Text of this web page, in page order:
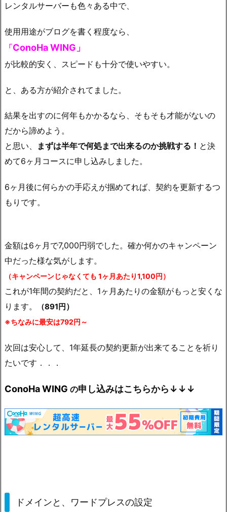
レンタルサーバーも色々ある中で、
使用用途がブログを書く程度なら、
「ConoHa WING」
が比較的安く、スピードも十分で使いやすい。
と、ある方が紹介されてました。
結果を出すのに何年もかかるなら、そもそも才能がないの
だから諦めよう。
と思い、
まずは半年で何処まで出来るのか挑戦する！ と決
めて6ヶ月コースに申し込みしました。
6ヶ月後に何らかの手応えが掴めてれば、契約を更新するつ
もりです。
金額は6ヶ月で7,000円弱でした。確か何かのキャンペーン
中だった様な気がします。
（キャンペーンじゃなくても 1ヶ月あたり1,100円）
これが1年間の契約だと、1ヶ月あたりの金額がもっと安くな
ります。
（891円）
※ちなみに最安は792円～
次回は安心して、1年延長の契約更新が出来てることを祈り
たいです．．．
ConoHa WING の申し込みはこちらから↓↓↓
ドメインと、ワードプレスの設定